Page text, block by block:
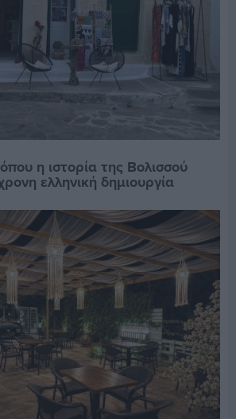
η ιστορία της Βολισσού
ελληνική δημιουργία